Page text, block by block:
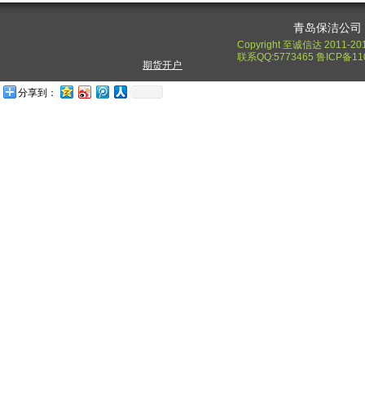
青岛保洁公司
Copyright 至诚信达 2011-
联系QQ:5773465 鲁ICP备
期货开户
分享到：